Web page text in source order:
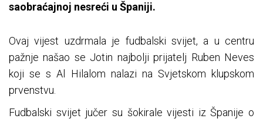
saobraćajnoj nesreći u Španiji.
Ovaj vijest uzdrmala je fudbalski svijet, a u centru
pažnje našao se Jotin najbolji prijatelj Ruben Neves
koji se s Al Hilalom nalazi na Svjetskom klupskom
prvenstvu.
Fudbalski svijet jučer su šokirale vijesti iz Španije o